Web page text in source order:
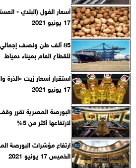
أسعار الفول (البلدي -
17 يونيو 2021
85 ألف طن ونصف
للقطاع العام بميناء دمياط
استقرار أسعار زيت «الذرة
17 يونيو 2021
البورصة المصرية تقرر
لارتفاعها أكثر من 5%
ارتفاع مؤشرات البورصة
الخميس 17 يونيو 2021